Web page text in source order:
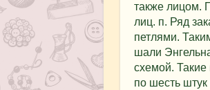
также лицом.
лиц. п. Ряд
петлями.
шали
схемой.
по шесть